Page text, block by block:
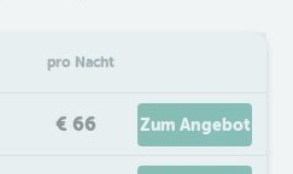
pro Nacht
€ 66 Zum Angebot